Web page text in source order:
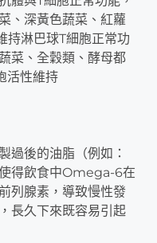
、深黃色蔬菜、紅蘿
持淋巴球T細胞正常功
菜、全穀類、酵母都
活性維持
過後的油脂（例如：
得飲食中Omega-6在
列腺素，導致慢性發
長久下來既容易引起